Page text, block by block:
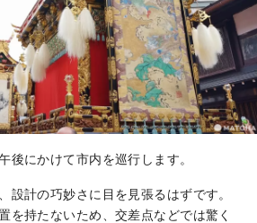
後にかけて市内を巡行します。
設計の巧妙さに目を見張るはずです。
を持たないため、交差点などでは驚く